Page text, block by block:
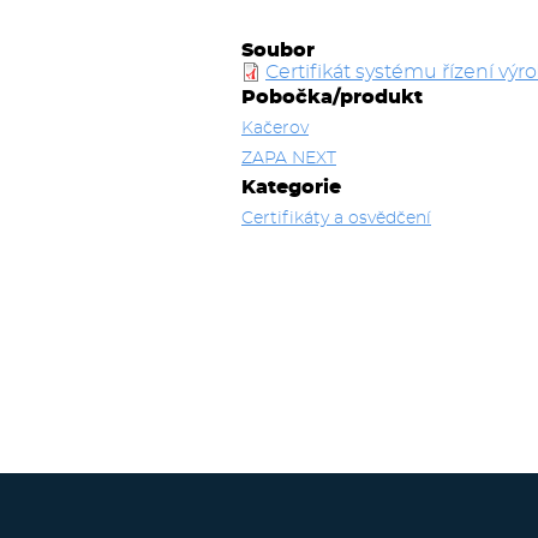
Soubor
Certifikát systému řízení
Pobočka/produkt
Kačerov
ZAPA NEXT
Kategorie
Certifikáty a osvědčení